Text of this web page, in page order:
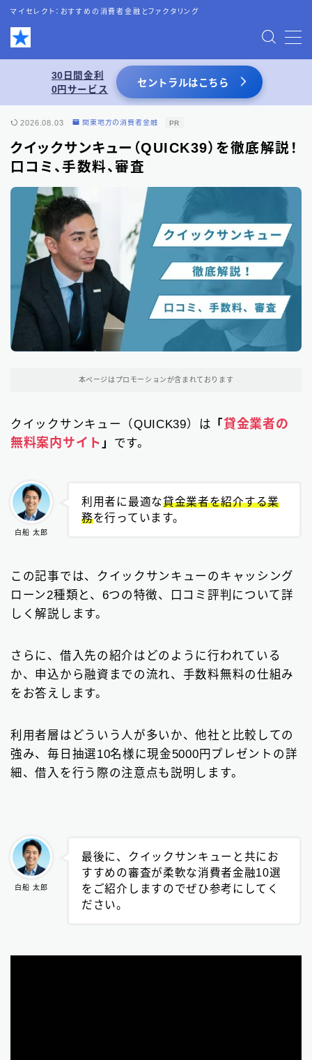
マイセレクト：おすすめの消費者金融とファクタリング
MENU
お問い合わせ
特定商取引法表記
運営者情報
あわせて読みたい
スーパーブラックでも借りれる5chの情報を
活用した借入術まとめ
東京都の消費者金融
大阪府の消費者金融 7
関東地方の消費者金融 12
近畿地方の消費者金融 28
中国地方・四国地方の消費者金融
九州地方の消費者金融 34
中小消費者金融で借りる 12
ファクタリング 75
個人間融資は要注意
おまとめローン 6
30日間金利
0円サービス
セントラルはこちら
2026.08.03 関東地方の消費者金融 PR
クイックサンキュー（QUICK39）を徹底解説！
口コミ、手数料、審査
本ページはプロモーションが含まれております
クイックサンキュー（QUICK39）は 「貸金業者の
無料案内サイト 」 です。
白船 太郎
利用者に最適な貸金業者を紹介する業
務を行っています。
この記事では、クイックサンキューのキャッシング
ローン2種類と、6つの特徴、口コミ評判について詳
しく解説します。
さらに、借入先の紹介はどのように行われている
か、申込から融資までの流れ、手数料無料の仕組み
をお答えします。
利用者層はどういう人が多いか、他社と比較しての
強み、毎日抽選10名様に現金5000円プレゼントの詳
細、借入を行う際の注意点も説明します。
白船 太郎
最後に、クイックサンキューと共にお
すすめの審査が柔軟な消費者金融10選
をご紹介しますのでぜひ参考にしてく
ださい。